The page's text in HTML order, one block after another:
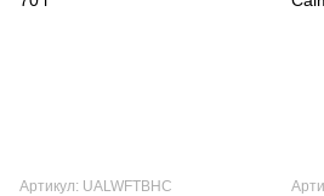
Артикул: UALWFTBHC